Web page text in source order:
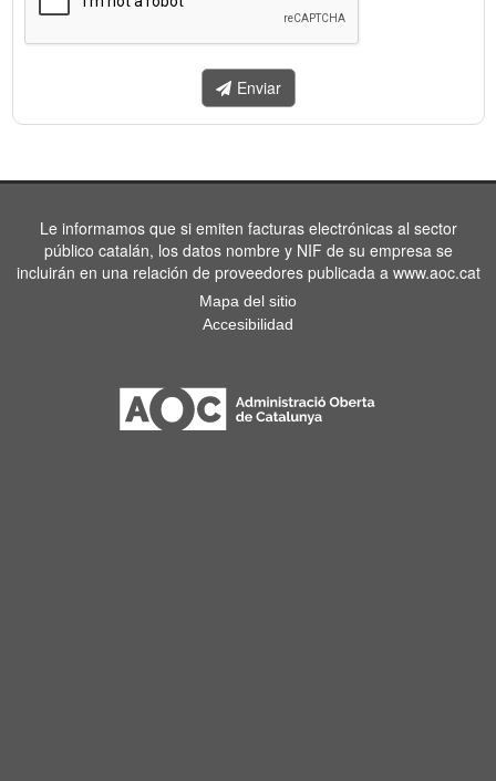
enviar.
Enviar
Le informamos que si emiten facturas electrónicas al sector
público catalán, los datos nombre y NIF de su empresa se
incluirán en una relación de proveedores publicada a www.aoc.cat
Mapa del sitio
Accesibilidad